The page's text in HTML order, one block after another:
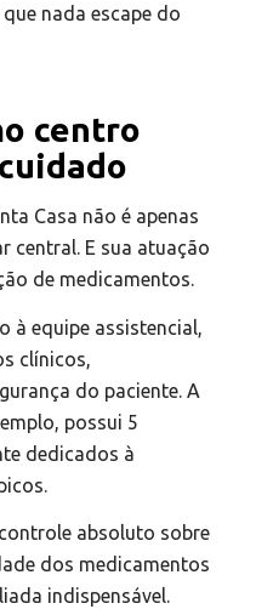
nada escape do
centro
Casa não é apenas
central. E sua atuação
de medicamentos.
à equipe assistencial,
clínicos,
do paciente. A
possui 5
dedicados à
absoluto sobre
dos medicamentos
indispensável.